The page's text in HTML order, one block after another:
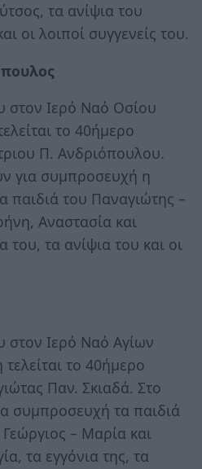
τα ανίψια του
οι λοιποί συγγενείς του.
στον Ιερό Ναό Οσίου
το 40ήμερο
Π. Ανδριόπουλου.
για συμπροσευχή η
παιδιά του Παναγιώτης –
Αναστασία και
του, τα ανίψια του και οι
στον Ιερό Ναό Αγίων
το 40ήμερο
Παν. Σκιαδά. Στο
συμπροσευχή τα παιδιά
– Μαρία και
τα εγγόνια της, τα